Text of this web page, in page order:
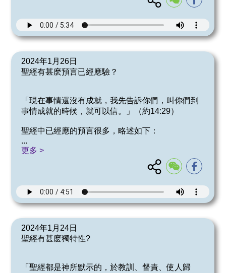
2024年1月26日
聖經有甚麽預言已經應驗？
「現在事情還沒有成就，我先告訴你們，叫你們到
事情成就的時候，就可以信。」（約14:29）
聖經中已經應的預言很多，略述如下：
...
更多 >
2024年1月24日
聖經有甚麽獨特性?
「聖經都是神所默示的，於教訓、督責、使人歸